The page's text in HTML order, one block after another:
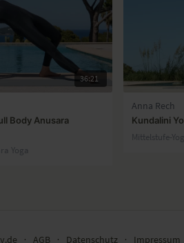
36:21
Body Anusara
Yoga
Anna Rech
Kundalini
Mittelstufe-
∙ AGB ∙ Datenschutz ∙ Impressum